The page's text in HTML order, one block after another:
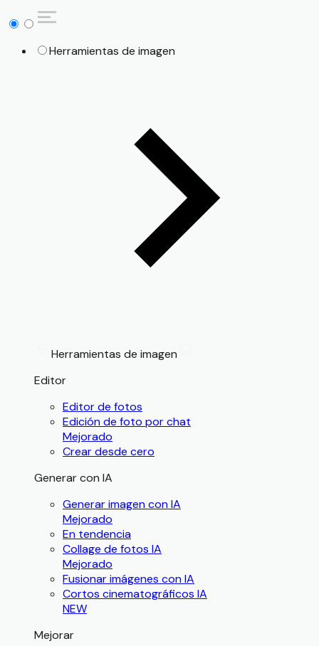
Herramientas de imagen
Herramientas de imagen
Editor
Editor de fotos
Edición de foto por chat
Mejorado
Crear desde cero
Generar con IA
Generar imagen con IA
Mejorado
En tendencia
Collage de fotos IA
Mejorado
Fusionar imágenes con IA
Cortos cinematográficos IA
NEW
Mejorar